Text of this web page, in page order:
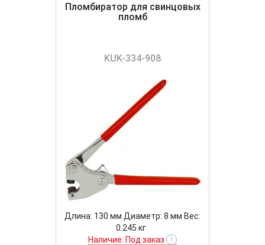
Пломбиратор для свинцовых
пломб
KUK-334-908
Длина: 130 мм Диаметр: 8 мм Вес:
0.245 кг
Наличие: Под заказ
!